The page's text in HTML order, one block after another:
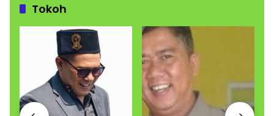
Tokoh